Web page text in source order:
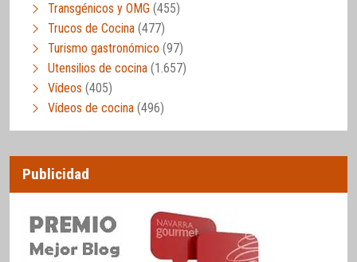
Transgénicos y OMG (455)
Trucos de Cocina (477)
Turismo gastronómico (97)
Utensilios de cocina (1.657)
Vídeos (405)
Vídeos de cocina (496)
Publicidad